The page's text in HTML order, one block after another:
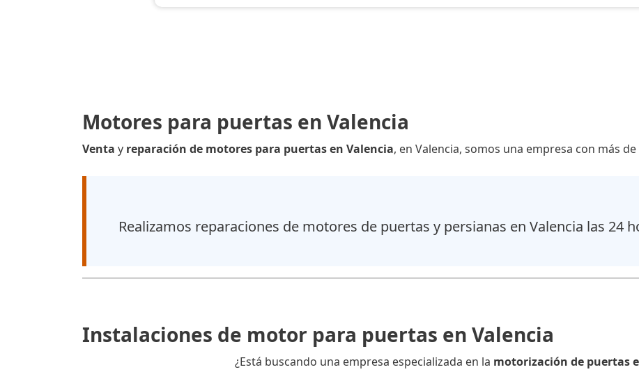
Motores para puertas en Valencia
Venta y reparación de motores para puertas en Valencia, en Valencia, somos una empresa con más
Realizamos reparaciones de motores de puertas y persianas en Valencia las 24
Instalaciones de motor para puertas en Valencia
¿Está buscando una empresa especializada en la motorización de puertas